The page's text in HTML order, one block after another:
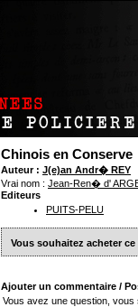
Chinois en Conserve
Auteur : J(e)an Andr� REY
Vrai nom : Jean-Ren� d'
Editeurs
PUITS-PELU
Vous souhaitez acheter
Ajouter un commentaire /
Vous avez une question,